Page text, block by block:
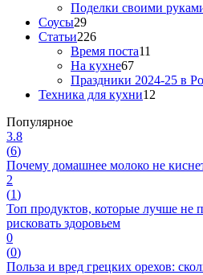
Поделки своими
Соусы29
Статьи226
Время поста11
На кухне67
Праздники 2024-25 в
Техника для кухни12
Популярное
3.8
(6)
Почему домашнее молоко не
2
(1)
Топ продуктов, которые лучше не
рисковать здоровьем
0
(0)
Польза и вред грецких орехов: